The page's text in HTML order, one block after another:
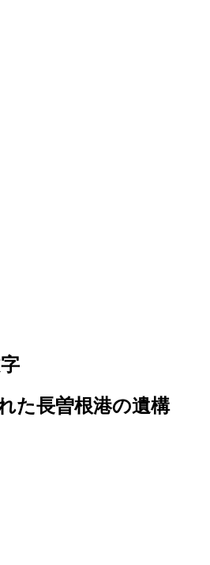
た長曽根港の遺構